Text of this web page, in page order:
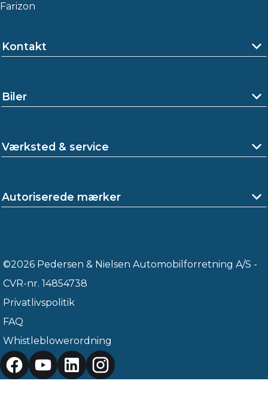
Farizon
Kontakt
Biler
Værksted & service
Autoriserede mærker
©2026 Pedersen & Nielsen Automobilforretning A/S -
CVR-nr. 14854738
Privatlivspolitik
FAQ
Whistleblowerordning